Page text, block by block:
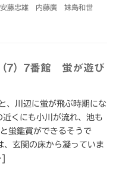
藤忠雄 内藤廣 妹島和世
7）7番館 蛍が遊び
、川辺に蛍が飛ぶ時期にな
くにも小川が流れ、池も
蛍鑑賞ができるそうで
玄関の床から凝っていま